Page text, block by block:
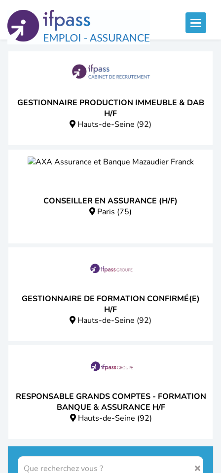
Toggle
GESTIONNAIRE PRODUCTION IMMEUBLE & DAB
H/F
Hauts-de-Seine (92)
CONSEILLER EN ASSURANCE (H/F)
Paris (75)
GESTIONNAIRE DE FORMATION CONFIRMÉ(E)
H/F
Hauts-de-Seine (92)
RESPONSABLE GRANDS COMPTES - FORMATION
BANQUE & ASSURANCE H/F
Hauts-de-Seine (92)